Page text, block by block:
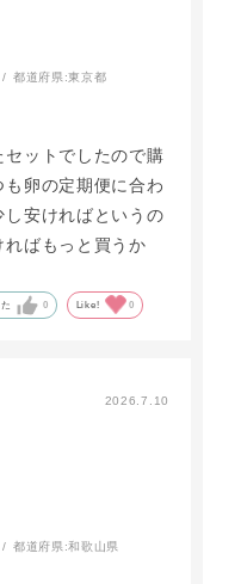
都道府県:東京都
ットでしたので購
卵の定期便に合わ
安ければというの
ればもっと買うか
0 Like! 0
2026.7.10
都道府県:和歌山県